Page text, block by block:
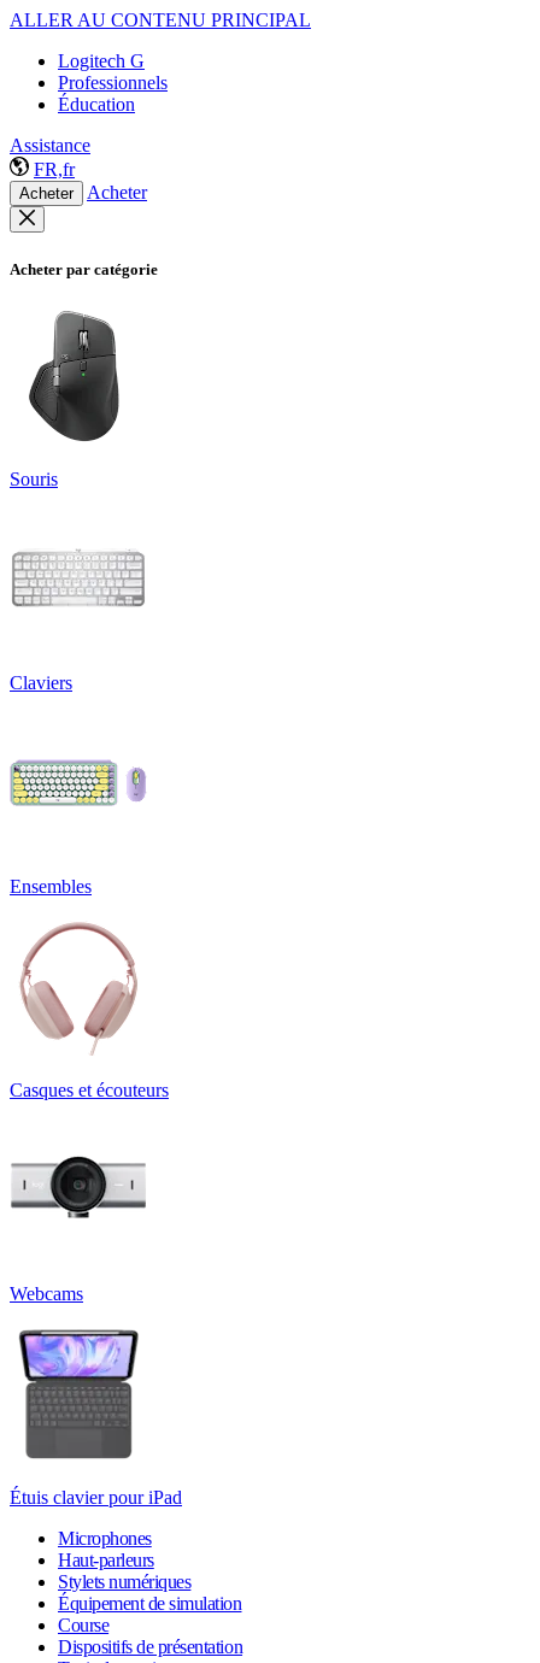
ALLER AU CONTENU PRINCIPAL
Logitech G
Professionnels
Éducation
Assistance
FR,fr
Acheter Acheter
Acheter par catégorie
Souris
Claviers
Ensembles
Casques et écouteurs
Webcams
Étuis clavier pour iPad
Microphones
Haut-parleurs
Stylets numériques
Équipement de simulation
Course
Dispositifs de présentation